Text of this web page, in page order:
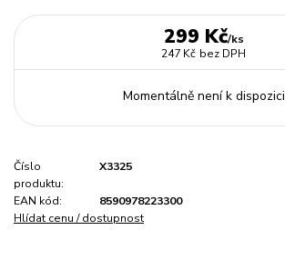
299 Kč/ks
247 Kč bez DPH
Momentálně není k dispozici
Číslo
produktu:
X3325
EAN kód:
8590978223300
Hlídat cenu / dostupnost